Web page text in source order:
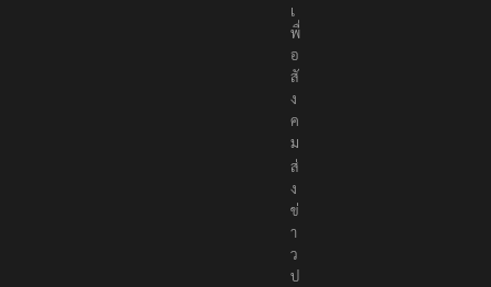
เ
พื่
อ
สั
ง
ค
ม
ส่
ง
ข่
า
ว
ป